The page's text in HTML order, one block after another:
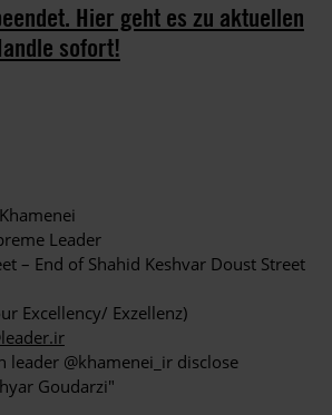
Hier geht es zu aktuellen
sofort!
Leader
– End of Shahid Keshvar Doust Street
Excellency/ Exzellenz)
leader @khamenei_ir disclose
Goudarzi"